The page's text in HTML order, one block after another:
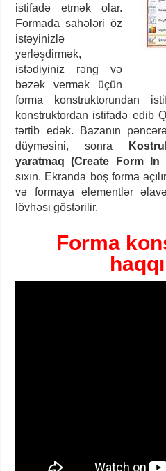
istifadə etmək olar.
Formada sahələri öz
istəyinizlə
yerləşdirmək,
istədiyiniz rəng və
bəzək vermək üçün
forma konstruktorundan
konstruktordan istifadə edib
tərtib edək. Bazanın
düyməsini, sonra
yaratmaq (Create Form In
sıxın. Ekranda boş forma
və formaya elementlər
lövhəsi göstərilir.
Forma